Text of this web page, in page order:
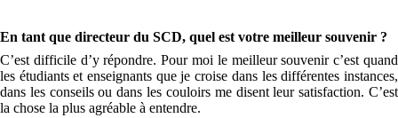
En tant que directeur du SCD, quel est votre meilleur souvenir ?
C’est difficile d’y répondre. Pour moi le meilleur souvenir c’est quand
les étudiants et enseignants que je croise dans les différentes instances,
dans les conseils ou dans les couloirs me disent leur satisfaction. C’est
la chose la plus agréable à entendre.